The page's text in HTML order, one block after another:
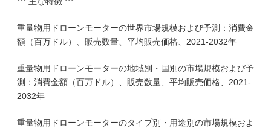
重量物用ドローンモーターの世界市場規模および予測：消費金
額（百万ドル）、販売数量、平均販売価格、2021-2032年
重量物用ドローンモーターの地域別・国別の市場規模および予
測：消費金額（百万ドル）、販売数量、平均販売価格、2021-
2032年
重量物用ドローンモーターのタイプ別・用途別の市場規模およ